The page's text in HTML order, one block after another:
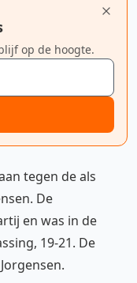
op de hoogte.
tegen de als
De
en was in de
19-21. De